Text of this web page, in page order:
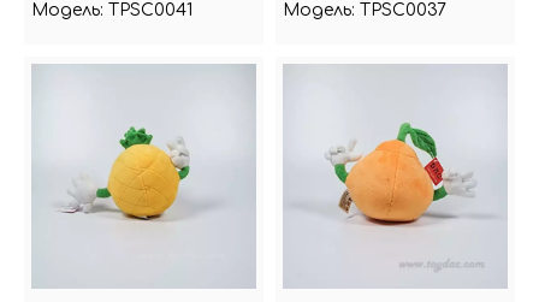
Модель: TPSC0041
Модель: TPSC0037